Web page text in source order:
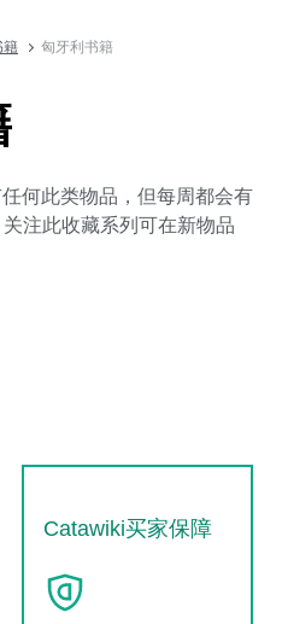
籍 匈牙利书籍
何此类物品，但每周都会有
注此收藏系列可在新物品
Catawiki买家保障